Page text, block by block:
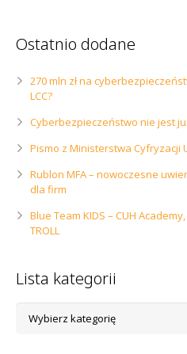
Ostatnio dodane
270 mln zł na
LCC?
Cyberbezpieczeństwo nie jest
Pismo z Ministerstwa Cyfryzacji
Rublon MFA – nowoczesne
dla firm
Blue Team KIDS – CUH
TROLL
Lista kategorii
kategorii